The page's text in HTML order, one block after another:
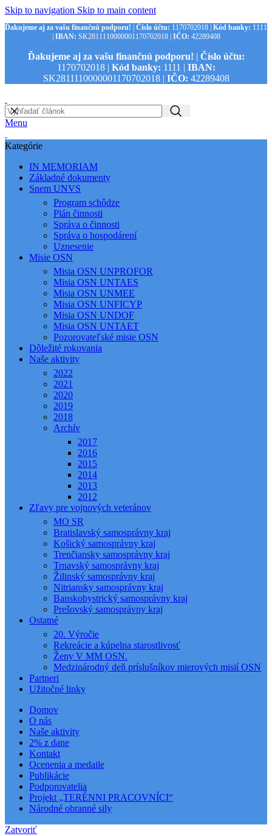
Skip to navigation Skip to main content
Ďakujeme aj za vašu finančnú podporu! Číslo účtu: 1170702018 | Kód banky: 1111
IBAN: SK2811110000001170702018 | IČO: 42289408
Ďakujeme aj za vašu finančnú podporu! | Číslo účtu:
1170702018 | Kód banky: 1111 | IBAN:
SK2811110000001170702018 | IČO: 42289408
Menu
Kategórie
IN MEMORIAM
Základné dokumenty
Snem UNVS
Program schôdze
Plán činnosti
Správa o činnosti
Správa o hospodárení
Uznesenie
Misie OSN
Misia OSN UNPROFOR
Misia OSN UNTAES
Misia OSN UNMEE
Misia OSN UNFICYP
Misia OSN UNDOF
Misia OSN UNTAET
Pozorovateľské misie OSN
Dôležité rokovania
Naše aktivity
2022
2021
2020
2019
2018
Archív
2017
2016
2015
2014
2013
2012
Zľavy pre vojnových veteránov
MO SR
Bratislavský samosprávny kraj
Košický samosprávny kraj
Trenčiansky samosprávny kraj
Trnavský samosprávny kraj
Žilinský samosprávny kraj
Nitriansky samosprávny kraj
Banskobystrický samosprávny kraj
Prešovský samosprávny kraj
Ostatné
20. Výročie
Rekreácie a kúpelna starostlivosť
Ženy V MM OSN.
Medzinárodný deň príslušníkov mierových misií OSN
Partneri
Užitočné linky
Domov
O nás
Naše aktivity
2% z dane
Kontakt
Ocenenia a medaile
Publikácie
Podporovatelia
Projekt „TERÉNNI PRACOVNÍCI“
Národné obranné sily
Zatvoriť